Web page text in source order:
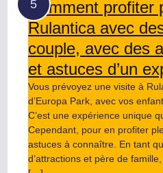
Comment profiter
Rulantica avec
couple, avec des
et astuces d’un
Vous prévoyez une visite à
d’Europa Park, avec vos
C’est une expérience unique
Cependant, pour en profiter
astuces à connaître. En tant
d’attractions et père de